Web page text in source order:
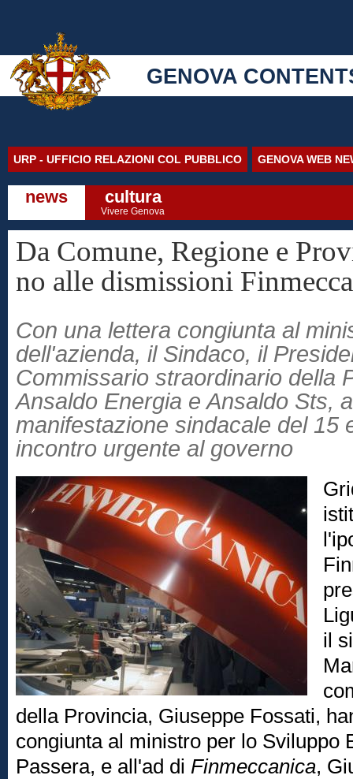
GENOVA
URP - UFFICIO RELAZIONI COL PUBBLICO GENOVA WEB
news cultura
Vivere Genova
Da Comune, Regione e
no alle dismissioni
Con una lettera congiunta al
dell'azienda, il Sindaco, il
Commissario straordinario della
Ansaldo Energia e Ansaldo Sts,
manifestazione sindacale del 15
incontro urgente al governo
il
della Provincia, Giuseppe Fossati,
congiunta al ministro per lo Sviluppo
Passera, e all'ad di Finmeccanica,